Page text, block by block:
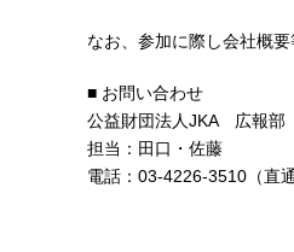
なお、参加に際し会社概
■ お問い合わせ
公益財団法人JKA 広報
担当：田口・佐藤
電話：03-4226-3510（直通